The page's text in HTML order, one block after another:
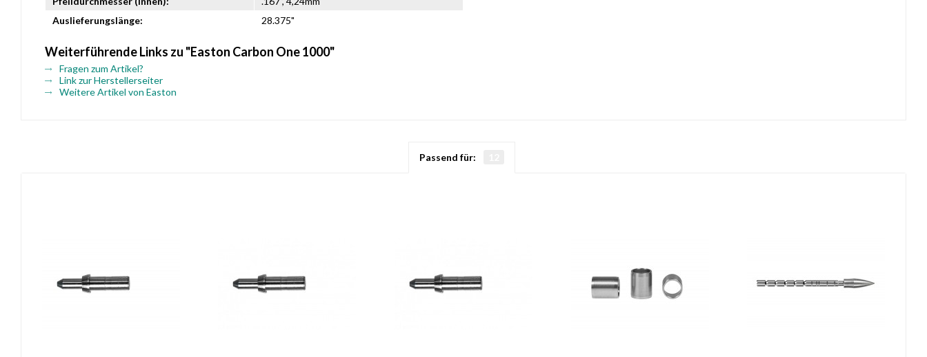
Auslieferungslänge:
28.375"
Weiterführende Links zu "Easton Carbon One 1000"
Fragen zum Artikel?
Link zur Herstellerseiter
Weitere Artikel von Easton
Passend für: